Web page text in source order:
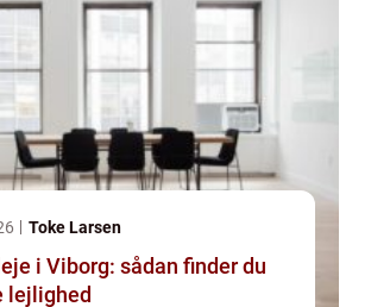
Toke Larsen
i Viborg: sådan finder du
lejlighed